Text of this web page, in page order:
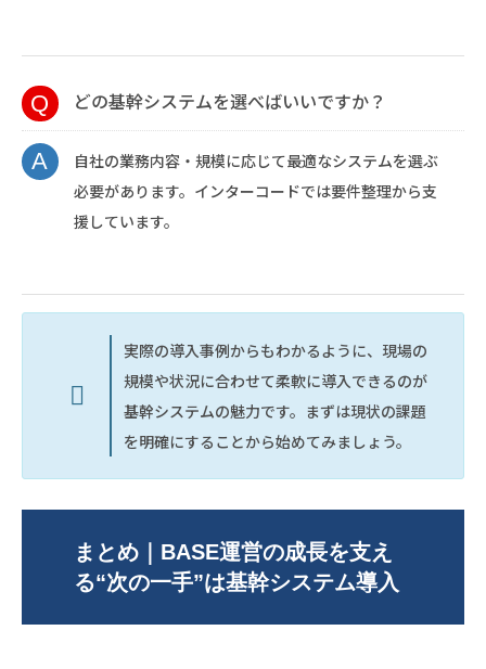
どの基幹システムを選べばいいですか？
自社の業務内容・規模に応じて最適なシステムを選ぶ
必要があります。インターコードでは要件整理から支
援しています。
実際の導入事例からもわかるように、現場の
規模や状況に合わせて柔軟に導入できるのが
基幹システムの魅力です。まずは現状の課題
を明確にすることから始めてみましょう。
まとめ｜BASE運営の成長を支え
る“次の一手”は基幹システム導入